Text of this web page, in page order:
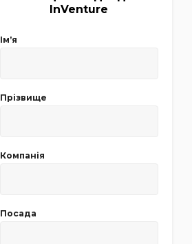
InVenture
Імʼя
Прізвище
Компанія
Посада